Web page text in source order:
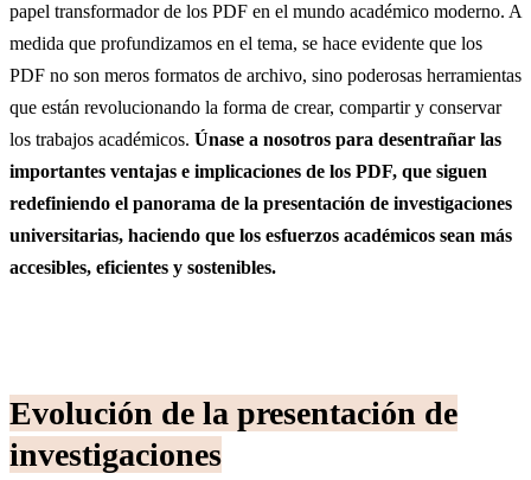
papel transformador de los PDF en el mundo académico moderno. A
medida que profundizamos en el tema, se hace evidente que los
PDF no son meros formatos de archivo, sino poderosas herramientas
que están revolucionando la forma de crear, compartir y conservar
los trabajos académicos. Únase a nosotros para desentrañar las
importantes ventajas e implicaciones de los PDF, que siguen
redefiniendo el panorama de la presentación de investigaciones
universitarias, haciendo que los esfuerzos académicos sean más
accesibles, eficientes y sostenibles.
Evolución de la presentación de
investigaciones